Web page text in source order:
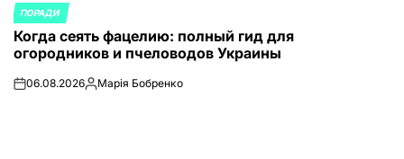
ОПУБЛИКОВАНО
В
ПОРАДИ
Когда сеять фацелию: полный гид для
огородников и пчеловодов Украины
on06.08.2026Запись
Марія Бобренко